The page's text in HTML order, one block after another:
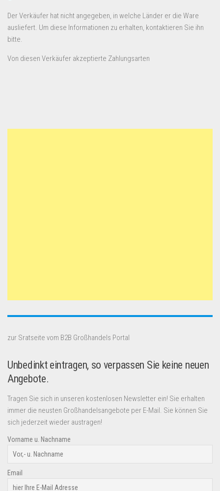
Der Verkäufer hat nicht angegeben, in welche Länder er die Ware
ausliefert. Um diese Informationen zu erhalten, kontaktieren Sie ihn
bitte.
Von diesen Verkäufer akzeptierte Zahlungsarten
zur Sratseite vom B2B Großhandels Portal
Unbedinkt eintragen, so verpassen Sie keine neuen
Angebote.
Tragen Sie sich in unseren kostenlosen Newsletter ein! Sie erhalten
immer die neusten Großhandelsangebote per E-Mail. Sie können Sie
sich jederzeit wieder austragen!
Vorname u. Nachname
Email